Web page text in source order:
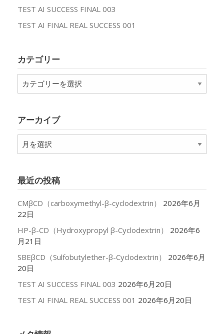
TEST AI SUCCESS FINAL 003
TEST AI FINAL REAL SUCCESS 001
カテゴリー
テ
ー
アーカイブ
ア
ー
ブ
最近の投稿
CMβCD（carboxymethyl-β-cyclodextrin）
2026年6月
22日
HP-β-CD（Hydroxypropyl β-Cyclodextrin）
2026年6
月21日
SBEβCD（Sulfobutylether-β-Cyclodextrin）
2026年6月
20日
TEST AI SUCCESS FINAL 003 2026年6月20日
TEST AI FINAL REAL SUCCESS 001 2026年6月20日